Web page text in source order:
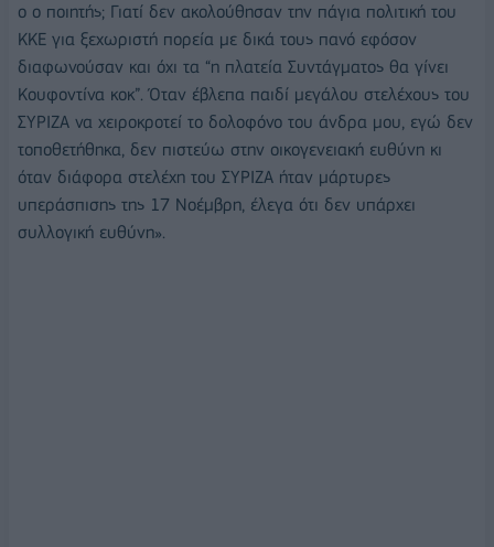
ο ο ποιητής; Γιατί δεν ακολούθησαν την πάγια πολιτική του
ΚΚΕ για ξεχωριστή πορεία με δικά τους πανό εφόσον
διαφωνούσαν και όχι τα “η πλατεία Συντάγματος θα γίνει
Κουφοντίνα κοκ”. Όταν έβλεπα παιδί μεγάλου στελέχους του
ΣΥΡΙΖΑ να χειροκροτεί το δολοφόνο του άνδρα μου, εγώ δεν
τοποθετήθηκα, δεν πιστεύω στην οικογενειακή ευθύνη κι
όταν διάφορα στελέχη του ΣΥΡΙΖΑ ήταν μάρτυρες
υπεράσπισης της 17 Νοέμβρη, έλεγα ότι δεν υπάρχει
συλλογική ευθύνη».